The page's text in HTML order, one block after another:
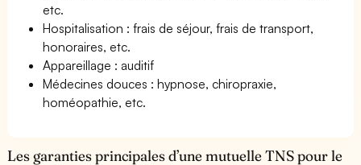
etc.
Hospitalisation : frais de séjour, frais de transport,
honoraires, etc.
Appareillage : auditif
Médecines douces : hypnose, chiropraxie,
homéopathie, etc.
Les garanties principales d’une mutuelle TNS pour le